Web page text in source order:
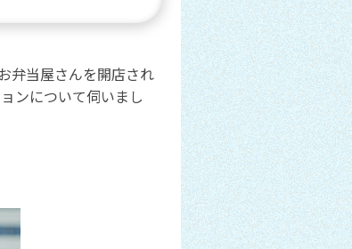
弁当屋さんを開店され
ンについて伺いまし